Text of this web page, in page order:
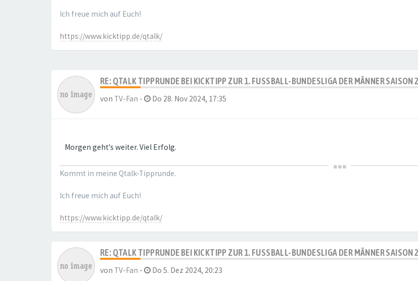
Ich freue mich auf Euch!
https://www.kicktipp.de/qtalk/
RE: QTALK TIPPRUNDE BEI KICKTIPP ZUR 1. FUSSBALL-BUNDESLIGA DER MÄNNER SAISON
von TV-Fan - Do 28. Nov 2024, 17:35
Morgen geht's weiter. Viel Erfolg.
Kommt in meine Qtalk-Tipprunde.
Ich freue mich auf Euch!
https://www.kicktipp.de/qtalk/
RE: QTALK TIPPRUNDE BEI KICKTIPP ZUR 1. FUSSBALL-BUNDESLIGA DER MÄNNER SAISON
von TV-Fan - Do 5. Dez 2024, 20:23